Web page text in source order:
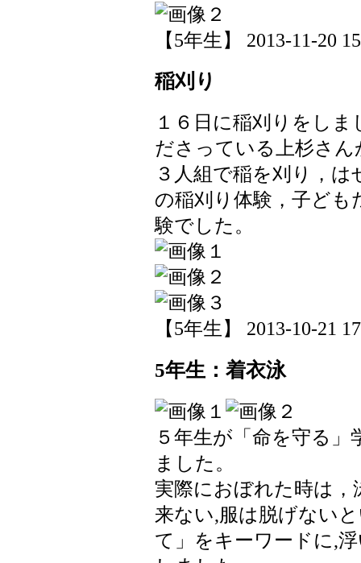
【5年生】 2013-11-20
稲刈り
１６日に稲刈りをし
ださっている上杉さ
３人組で稲を刈り，
の稲刈り体験，子ど
験でした。
【5年生】 2013-10-21
5年生：着衣泳
５年生が「命を守る
ました。
実際におぼれた時は
来ない,服は脱げない
て」をキーワードに,